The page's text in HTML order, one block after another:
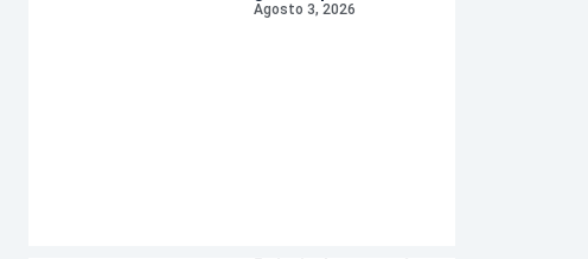
Agosto 3, 2026